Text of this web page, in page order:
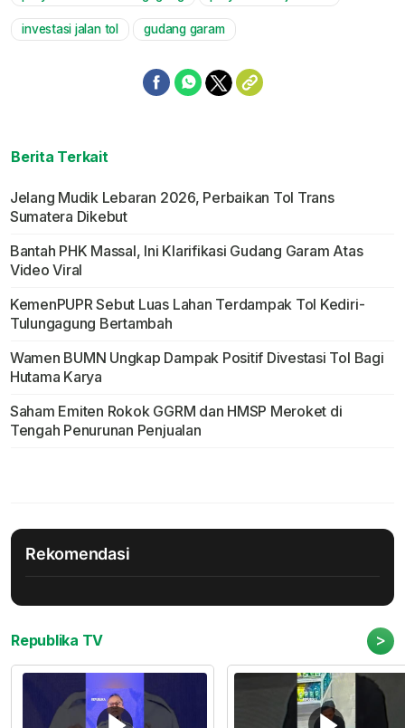
investasi jalan tol gudang garam
Berita Terkait
Jelang Mudik Lebaran 2026, Perbaikan Tol Trans
Sumatera Dikebut
Bantah PHK Massal, Ini Klarifikasi Gudang Garam Atas
Video Viral
KemenPUPR Sebut Luas Lahan Terdampak Tol Kediri-
Tulungagung Bertambah
Wamen BUMN Ungkap Dampak Positif Divestasi Tol Bagi
Hutama Karya
Saham Emiten Rokok GGRM dan HMSP Meroket di
Tengah Penurunan Penjualan
Rekomendasi
Republika TV >